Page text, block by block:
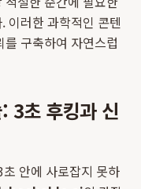
이러한 과학적인 콘텐
구축하여 자연스럽
초 후킹과 신
안에 사로잡지 못하